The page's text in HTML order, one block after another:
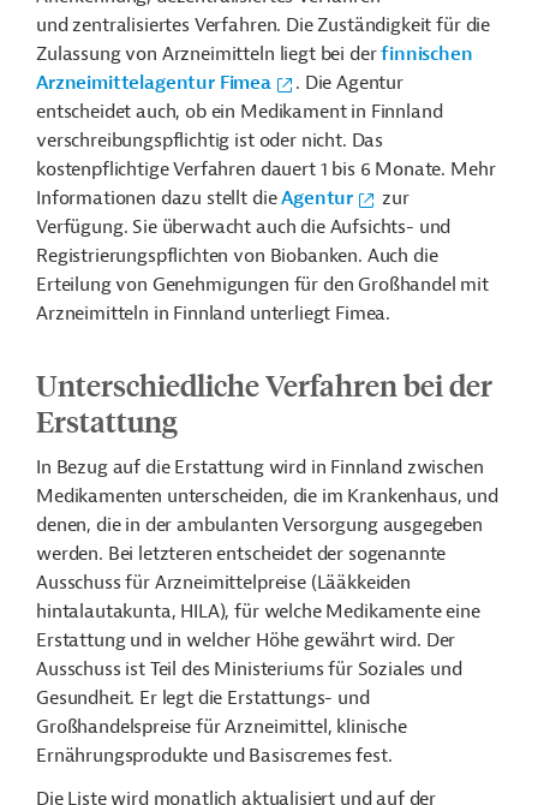
und zentralisiertes Verfahren. Die Zuständigkeit für die
Zulassung von Arzneimitteln liegt bei derfinnischen
Arzneimittelagentur Fimea
. Die Agentur
entscheidet auch, ob ein Medikament in Finnland
verschreibungspflichtig ist oder nicht. Das
kostenpflichtige Verfahren dauert 1 bis 6 Monate. Mehr
Informationen dazu stellt dieAgentur
zur
Verfügung. Sie überwacht auch die Aufsichts- und
Registrierungspflichten von Biobanken. Auch die
Erteilung von Genehmigungen für den Großhandel mit
Arzneimitteln in Finnland unterliegt Fimea.
Unterschiedliche Verfahren bei der
Erstattung
In Bezug auf die Erstattung wird in Finnland zwischen
Medikamenten unterscheiden, die im Krankenhaus, und
denen, die in der ambulanten Versorgung ausgegeben
werden. Bei letzteren entscheidet der sogenannte
Ausschuss für Arzneimittelpreise (Lääkkeiden
hintalautakunta, HILA), für welche Medikamente eine
Erstattung und in welcher Höhe gewährt wird. Der
Ausschuss ist Teil des Ministeriums für Soziales und
Gesundheit. Er legt die Erstattungs- und
Großhandelspreise für Arzneimittel, klinische
Ernährungsprodukte und Basiscremes fest.
Die Liste wird monatlich aktualisiert und auf der